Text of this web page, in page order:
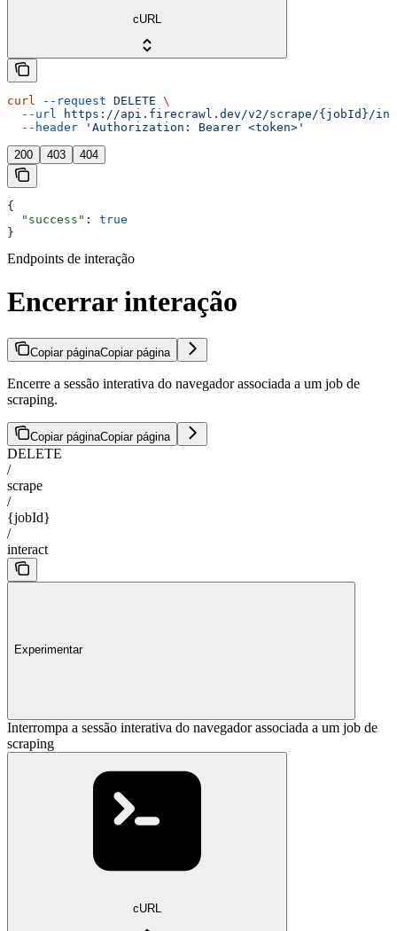
cURL
curl --request DELETE \
  --url
https://api.firecrawl.dev/v2/scrape/{jobId}/
  --header
'Authorization: Bearer <token>'
200 403 404
{
  "success"
: true
}
Endpoints de interação
Encerrar interação
Copiar páginaCopiar página
Encerre a sessão interativa do navegador associada a um job de
scraping.
Copiar páginaCopiar página
DELETE
/
scrape
/
{jobId}
/
interact
Experimentar
Interrompa a sessão interativa do navegador associada a um job de
scraping
cURL